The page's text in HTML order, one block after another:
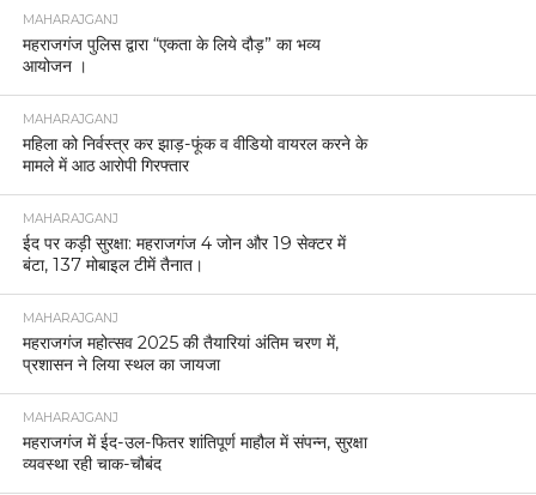
MAHARAJGANJ
महराजगंज पुलिस द्वारा “एकता के लिये दौड़” का भव्य
आयोजन ।
MAHARAJGANJ
महिला को निर्वस्त्र कर झाड़-फूंक व वीडियो वायरल करने के
मामले में आठ आरोपी गिरफ्तार
MAHARAJGANJ
ईद पर कड़ी सुरक्षा: महराजगंज 4 जोन और 19 सेक्टर में
बंटा, 137 मोबाइल टीमें तैनात।
MAHARAJGANJ
महराजगंज महोत्सव 2025 की तैयारियां अंतिम चरण में,
प्रशासन ने लिया स्थल का जायजा
MAHARAJGANJ
महराजगंज में ईद-उल-फितर शांतिपूर्ण माहौल में संपन्न, सुरक्षा
व्यवस्था रही चाक-चौबंद